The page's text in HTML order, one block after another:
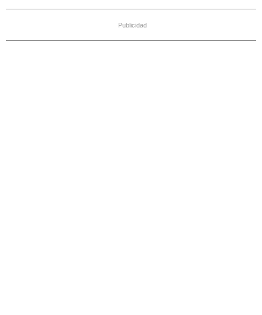
Publicidad